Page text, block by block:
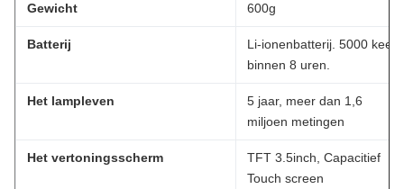
Gewicht 600g
Batterij
Li-ionenbatterij. 5000 keer
binnen 8 uren.
Het lampleven
5 jaar, meer dan 1,6
miljoen metingen
Het vertoningsscherm
TFT 3.5inch, Capacitief
Touch screen